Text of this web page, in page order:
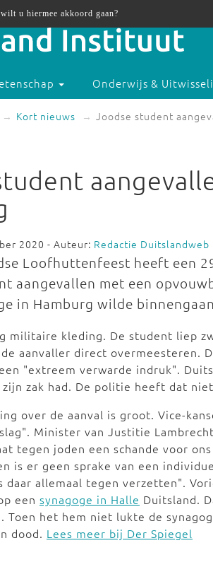
Onderwijs &
Kort nieuws Joodse student
2020 - Auteur: Redactie Duitslandweb
Loofhuttenfeest heeft een
aangevallen met een
in Hamburg wilde
militaire kleding. De student liep
aanvaller direct overmeesteren.
"extreem verwarde indruk".
zak had. De politie heeft dat
over de aanval is groot. Vice-
Minister van Justitie
tegen joden een schande voor
is er geen sprake van een
daar allemaal tegen verzetten".
een synagoge in Halle Duitsland.
Toen het hem niet lukte de
dood. Lees meer bij Der Spiegel
u hiermee akkoord gaan?